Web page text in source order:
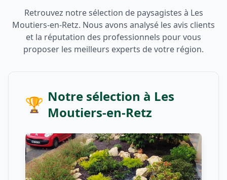
Retrouvez notre sélection de paysagistes à Les
Moutiers-en-Retz. Nous avons analysé les avis clients
et la réputation des professionnels pour vous
proposer les meilleurs experts de votre région.
🏆 Notre sélection à Les
Moutiers-en-Retz